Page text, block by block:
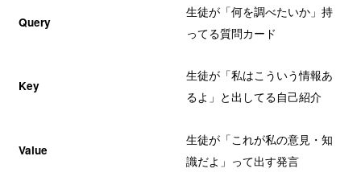
Query
生徒が「何を調べたいか」持
ってる質問カード
Key
生徒が「私はこういう情報あ
るよ」と出してる自己紹介
Value
生徒が「これが私の意見・知
識だよ」って出す発言